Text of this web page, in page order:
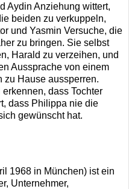
Aydin Anziehung wittert,
beiden zu verkuppeln,
und Yasmin Versuche, die
zu bringen. Sie selbst
Harald zu verzeihen, und
Aussprache von einem
zu Hause aussperren.
dass Tochter
dass Philippa nie die
gewünscht hat.
1968 in München) ist ein
Unternehmer,